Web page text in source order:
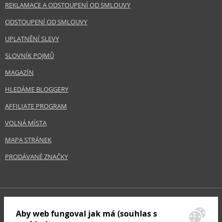
REKLAMACE A ODSTOUPENÍ OD SMLOUVY
ODSTOUPENÍ OD SMLOUVY
UPLATNĚNÍ SLEVY
SLOVNÍK POJMŮ
MAGAZÍN
HLEDÁME BLOGGERY
AFFILIATE PROGRAM
VOLNÁ MÍSTA
MAPA STRÁNEK
PRODÁVANÉ ZNAČKY
Aby web fungoval jak má (souhlas s